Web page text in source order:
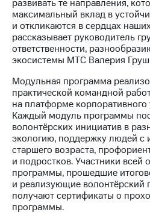
Раскрытие
информации
Информация
акционерам
Документы
ПАО
"МТС"
Собрания
акционеров
Личный
кабинет
акционера
Акционерный
капитал
Контроль
и
аудит
Рынок
акций
развивать те направления,
максимальный вклад в
и откликаются в сердцах
рассказывает руководитель
ответственности,
экосистемы МТС Валерия
Модульная программа
практической командной
на платформе
Каждый модуль программы
волонтёрских инициатив в
экологию, поддержку людей с
старшего возраста,
и подростков. Участники всей
программы, прошедшие
и реализующие волонтёрский
получают сертификаты о
программы.